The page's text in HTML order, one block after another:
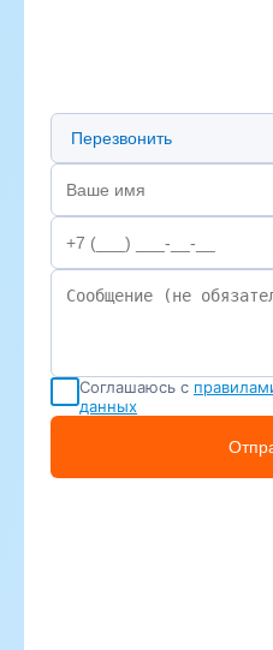
Предпочтительный
Соглашаюсь с
данных